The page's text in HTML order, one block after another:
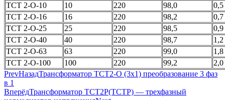
ТСТ 2-О-10
10 220 98,0
0,5
ТСТ 2-О-16
16 220 98,2
0,7
ТСТ 2-О-25
25 220 98,5
0,9
ТСТ 2-О-40
40 220 98,7
1,2
ТСТ 2-О-63
63 220 99,0
1,8
ТСТ 2-О-100
100 220 99,2
2,0
PrevНазадТрансформатор ТСТ2-О (3х1) преобразование 3 фаз
в 1
ВперёдТрансформатор ТСТ2Р(ТСТР) — трехфазный